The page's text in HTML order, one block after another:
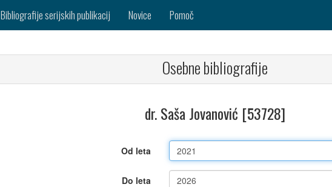
Bibliografije serijskih publikacij Novice Pomoč
Osebne bibliografije
dr. Saša Jovanović [53728]
Od leta
Do leta